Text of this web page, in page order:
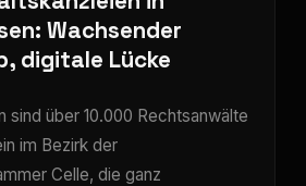
Wachsender
digitale Lücke
sind über 10.000 Rechtsanwälte
im Bezirk der
Celle, die ganz